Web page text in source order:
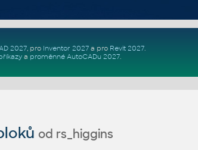
2027, pro Inventor 2027a pro Revit 2027.
a proměnné AutoCADu 2027.
od rs_higgins